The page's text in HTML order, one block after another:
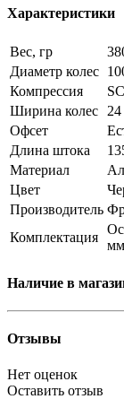
Характеристики
Вес, гр
Диаметр колес
Компрессия
Ширина колес
Офсет
Длина штока
Материал
Цвет
Производитель
Комплектация
Наличие в
Отзывы
Нет оценок
Оставить отзыв